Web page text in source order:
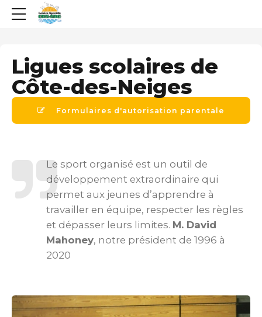
Ligues scolaires de
Côte-des-Neiges
Formulaires d'autorisation parentale
Le sport organisé est un outil de
développement extraordinaire qui
permet aux jeunes d’apprendre à
travailler en équipe, respecter les règles
et dépasser leurs limites. M. David
Mahoney, notre président de 1996 à
2020